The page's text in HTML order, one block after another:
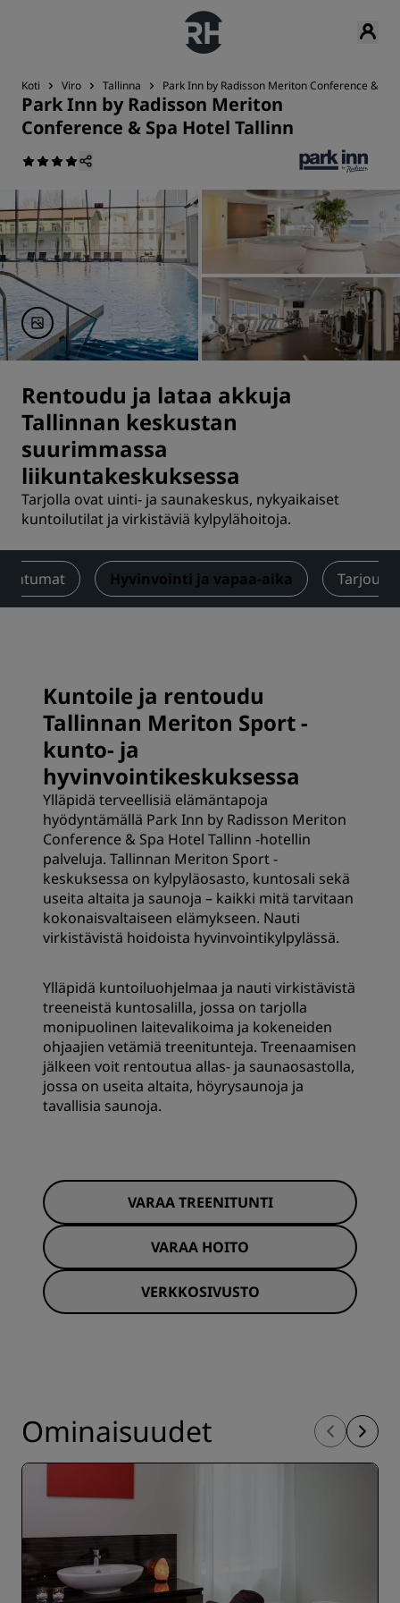
Koti Viro Tallinna Park Inn by Radisson Meriton Conference &
Park Inn by Radisson Meriton
Conference & Spa Hotel Tallinn
Rentoudu ja lataa akkuja
Tallinnan keskustan
suurimmassa
liikuntakeskuksessa
Tarjolla ovat uinti- ja saunakeskus, nykyaikaiset
kuntoilutilat ja virkistäviä kylpylähoitoja.
Hyvinvointi ja vapaa-aika
Kuntoile ja rentoudu
Tallinnan Meriton Sport -
kunto- ja
hyvinvointikeskuksessa
Ylläpidä terveellisiä elämäntapoja
hyödyntämällä Park Inn by Radisson Meriton
Conference & Spa Hotel Tallinn -hotellin
palveluja. Tallinnan Meriton Sport -
keskuksessa on kylpyläosasto, kuntosali sekä
useita altaita ja saunoja – kaikki mitä tarvitaan
kokonaisvaltaiseen elämykseen. Nauti
virkistävistä hoidoista hyvinvointikylpylässä.
Ylläpidä kuntoiluohjelmaa ja nauti virkistävistä
treeneistä kuntosalilla, jossa on tarjolla
monipuolinen laitevalikoima ja kokeneiden
ohjaajien vetämiä treenitunteja. Treenaamisen
jälkeen voit rentoutua allas- ja saunaosastolla,
jossa on useita altaita, höyrysaunoja ja
tavallisia saunoja.
VARAA TREENITUNTI
VARAA HOITO
VERKKOSIVUSTO
Ominaisuudet